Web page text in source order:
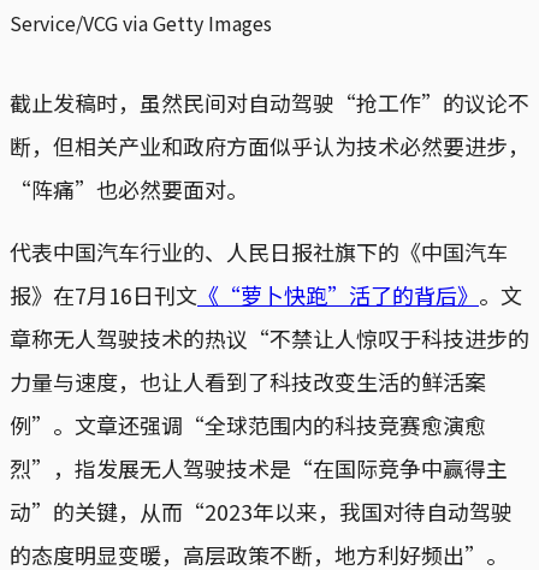
Service/VCG via Getty Images
截止发稿时，虽然民间对自动驾驶“抢工作”的议论不
断，但相关产业和政府方面似乎认为技术必然要进步，
“阵痛”也必然要面对。
代表中国汽车行业的、人民日报社旗下的《中国汽车
报》在7月16日刊文 《“萝卜快跑”活了的背后》 。文
章称无人驾驶技术的热议“不禁让人惊叹于科技进步的
力量与速度，也让人看到了科技改变生活的鲜活案
例”。文章还强调“全球范围内的科技竞赛愈演愈
烈”，指发展无人驾驶技术是“在国际竞争中赢得主
动”的关键，从而“2023年以来，我国对待自动驾驶
的态度明显变暖，高层政策不断，地方利好频出”。